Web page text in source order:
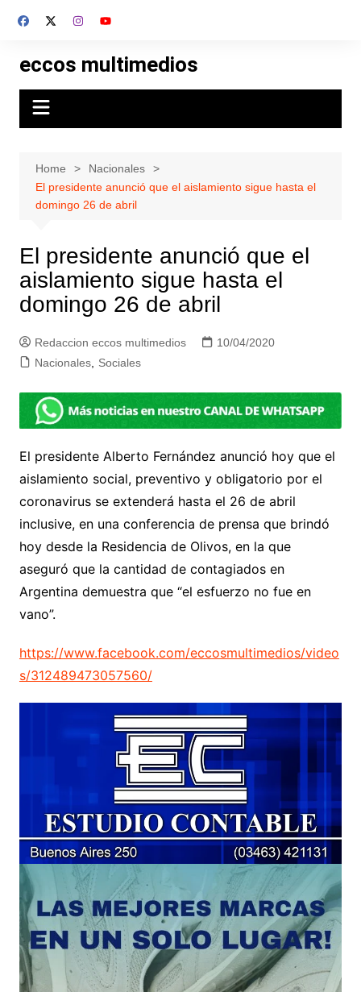
eccos multimedios
Home
Nacionales
El presidente anunció que el aislamiento sigue hasta el
domingo 26 de abril
El presidente anunció que el
aislamiento sigue hasta el
domingo 26 de abril
Redaccion eccos multimedios
10/04/2020
Nacionales, Sociales
El presidente Alberto Fernández anunció hoy que el
aislamiento social, preventivo y obligatorio por el
coronavirus se extenderá hasta el 26 de abril
inclusive, en una conferencia de prensa que brindó
hoy desde la Residencia de Olivos, en la que
aseguró que la cantidad de contagiados en
Argentina demuestra que “el esfuerzo no fue en
vano”.
https://www.facebook.com/eccosmultimedios/video
s/312489473057560/